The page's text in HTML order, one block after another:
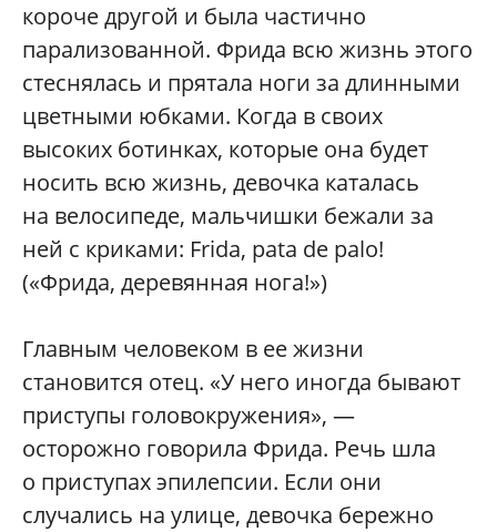
короче другой и была частично
парализованной. Фрида всю жизнь этого
стеснялась и прятала ноги за длинными
цветными юбками. Когда в своих
высоких ботинках, которые она будет
носить всю жизнь, девочка каталась
на велосипеде, мальчишки бежали за
ней с криками: Frida, pata de palo!
(«Фрида, деревянная нога!»)
Главным человеком в ее жизни
становится отец. «У него иногда бывают
приступы головокружения», —
осторожно говорила Фрида. Речь шла
о приступах эпилепсии. Если они
случались на улице, девочка бережно